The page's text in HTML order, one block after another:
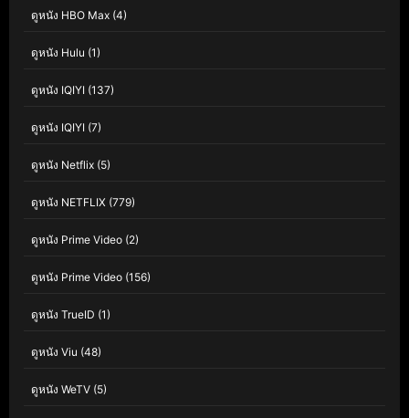
ดูหนัง HBO Max (4)
ดูหนัง Hulu (1)
ดูหนัง IQIYI (137)
ดูหนัง IQIYI (7)
ดูหนัง Netflix (5)
ดูหนัง NETFLIX (779)
ดูหนัง Prime Video (2)
ดูหนัง Prime Video (156)
ดูหนัง TrueID (1)
ดูหนัง Viu (48)
ดูหนัง WeTV (5)